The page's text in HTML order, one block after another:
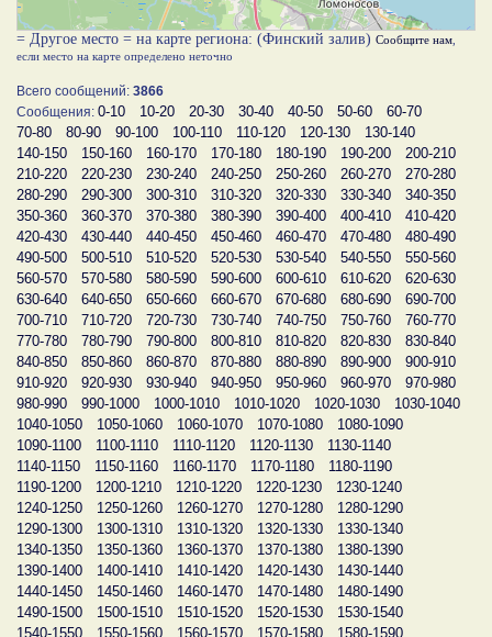
= Другое место = на карте региона: (Финский залив) Сообщите нам
если место на карте определено неточно
Всего сообщений: 3866
Сообщения: 0-10 10-20 20-30 30-40 40-50 50-60
60-70
70-80
80-90 90-100 100-110 110-120 120-130
130-140
140-150
150-160 160-170 170-180 180-190 190-200
200-210
210-220
220-230 230-240 240-250 250-260 260-270
270-280
280-290
290-300 300-310 310-320 320-330 330-340
340-350
350-360
360-370 370-380 380-390 390-400 400-410
410-420
420-430
430-440 440-450 450-460 460-470 470-480
480-490
490-500
500-510 510-520 520-530 530-540 540-550
550-560
560-570
570-580 580-590 590-600 600-610 610-620
620-630
630-640
640-650 650-660 660-670 670-680 680-690
690-700
700-710
710-720 720-730 730-740 740-750 750-760
760-770
770-780
780-790 790-800 800-810 810-820 820-830
830-840
840-850
850-860 860-870 870-880 880-890 890-900
900-910
910-920
920-930 930-940 940-950 950-960 960-970
970-980
980-990
990-1000 1000-1010 1010-1020 1020-1030
1030-1040
1040-1050
1050-1060 1060-1070 1070-1080
1080-1090
1090-1100
1100-1110 1110-1120 1120-1130
1130-1140
1140-1150
1150-1160 1160-1170 1170-1180
1180-1190
1190-1200
1200-1210 1210-1220 1220-1230
1230-1240
1240-1250
1250-1260 1260-1270 1270-1280
1280-1290
1290-1300
1300-1310 1310-1320 1320-1330
1330-1340
1340-1350
1350-1360 1360-1370 1370-1380
1380-1390
1390-1400
1400-1410 1410-1420 1420-1430
1430-1440
1440-1450
1450-1460 1460-1470 1470-1480
1480-1490
1490-1500
1500-1510 1510-1520 1520-1530
1530-1540
1540-1550
1550-1560 1560-1570 1570-1580
1580-1590